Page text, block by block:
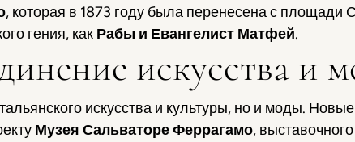
, которая в 1873 году была перенесена с площади
гения, как Рабы и Евангелист Матфей.
искусства и
искусства и культуры, но и моды.
Музея Сальваторе Феррагамо,